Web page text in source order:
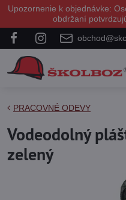
Upozornenie k objednávke:
obdržaní
PRACOVNÉ ODEVY
Vodeodolný
zelený